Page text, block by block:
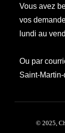
Vous avez
vos
lundi au
Ou par
Saint-
© 2025,